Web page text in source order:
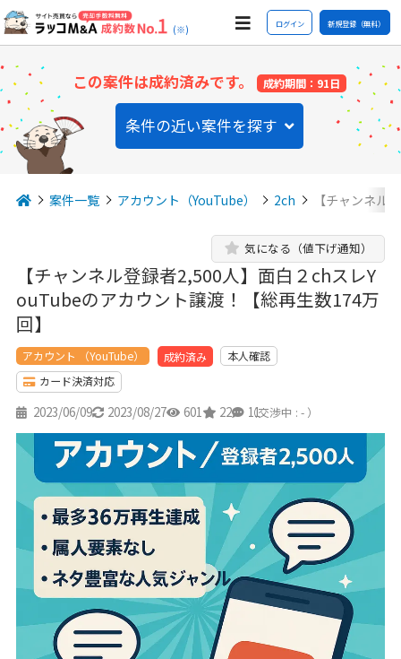
(※) ログイン 新規登録（無料）
この案件は成約済みです。 成約期間：91日
条件の近い案件を探す
案件一覧 アカウント（YouTube） 2ch 【チャンネル
【チャンネル登録者2,500人】面白２chスレY
ouTubeのアカウント譲渡！【総再生数174万
回】
気になる（値下げ通知）
アカウント （YouTube） 成約済み
本人確認
カード決済対応
2023/06/09 2023/08/27 601 22 11
（交渉中 : - ）